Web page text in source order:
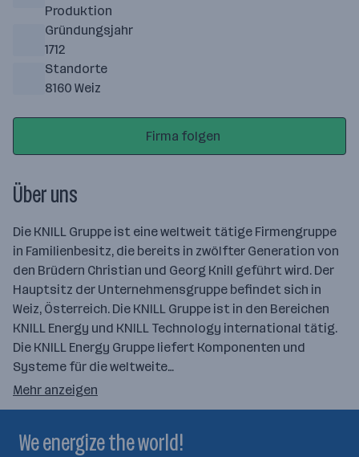
Produktion
Gründungsjahr
1712
Standorte
8160 Weiz
Firma folgen
Über uns
Die KNILL Gruppe ist eine weltweit tätige Firmengruppe
in Familienbesitz, die bereits in zwölfter Generation von
den Brüdern Christian und Georg Knill geführt wird. Der
Hauptsitz der Unternehmensgruppe befindet sich in
Weiz, Österreich. Die KNILL Gruppe ist in den Bereichen
KNILL Energy und KNILL Technology international tätig.
Die KNILL Energy Gruppe liefert Komponenten und
Systeme für die weltweite…
Mehr anzeigen
We energize the world!